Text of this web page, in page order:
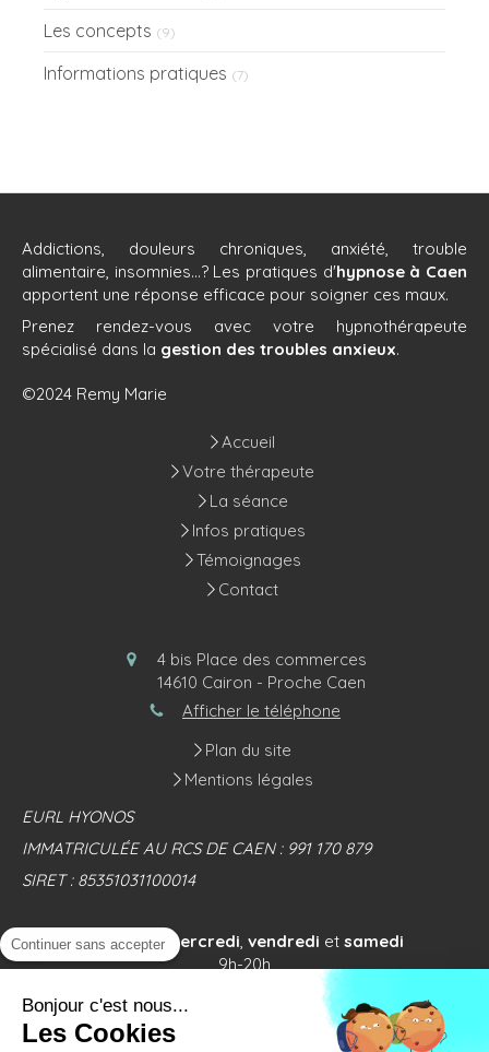
Les concepts (9)
Informations pratiques (7)
Addictions, douleurs chroniques, anxiété, trouble
alimentaire, insomnies...? Les pratiques d'hypnose à Caen
apportent une réponse efficace pour soigner ces maux.
Prenez rendez-vous avec votre hypnothérapeute
spécialisé dans la gestion des troubles anxieux.
©2024 Remy Marie
Accueil
Votre thérapeute
La séance
Infos pratiques
Témoignages
Contact
4 bis Place des commerces
14610 Cairon - Proche Caen
Afficher le téléphone
Plan du site
Mentions légales
EURL HYONOS
IMMATRICULÉE AU RCS DE CAEN : 991 170 879
SIRET : 85351031100014
Leslundi,mercredi vendredi et samedi
9h-20h
Permanence téléphonique tous les jours de 09H00 à
20H00.
Continuer sans accepter
Bonjour c'est nous...
Les Cookies